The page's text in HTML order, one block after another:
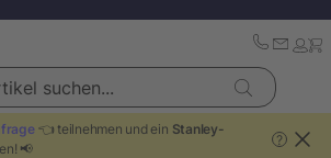
👈 teilnehmen und ein Stanley-
📢
?